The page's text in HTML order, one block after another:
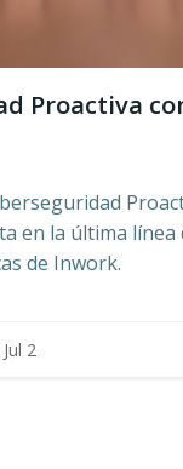
Proactiva
en la última línea
de Inwork.
Jul 2